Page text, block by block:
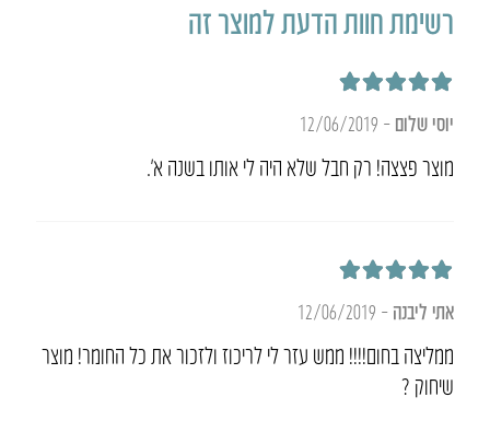
רשימת חוות הדעת למוצר זה
יוסי שלום –
12/06/2019
מוצר פצצה! רק חבל שלא היה לי אותו בשנה א’.
אתי ליבנה –
12/06/2019
ממליצה בחום!!!! ממש עזר לי לריכוז ולזכור את כל החומר! מוצר
שיחוק ?